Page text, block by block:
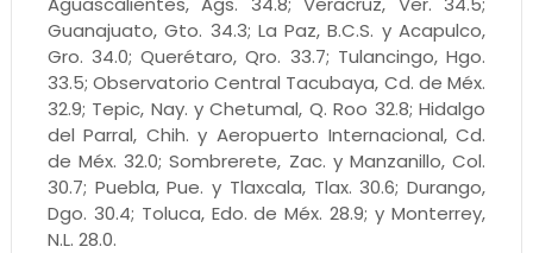
Guanajuato, Gto. 34.3; La Paz, B.C.S. y Acapulco,
Gro. 34.0; Querétaro, Qro. 33.7; Tulancingo, Hgo.
33.5; Observatorio Central Tacubaya, Cd. de Méx.
32.9; Tepic, Nay. y Chetumal, Q. Roo 32.8; Hidalgo
del Parral, Chih. y Aeropuerto Internacional, Cd.
de Méx. 32.0; Sombrerete, Zac. y Manzanillo, Col.
30.7; Puebla, Pue. y Tlaxcala, Tlax. 30.6; Durango,
Dgo. 30.4; Toluca, Edo. de Méx. 28.9; y Monterrey,
N.L. 28.0.